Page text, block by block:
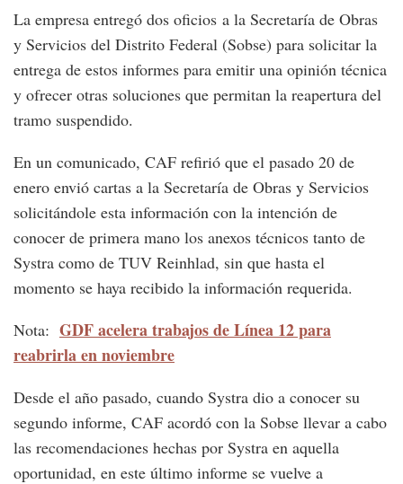
La empresa entregó dos oficios a la Secretaría de Obras
y Servicios del Distrito Federal (Sobse) para solicitar la
entrega de estos informes para emitir una opinión técnica
y ofrecer otras soluciones que permitan la reapertura del
tramo suspendido.
En un comunicado, CAF refirió que el pasado 20 de
enero envió cartas a la Secretaría de Obras y Servicios
solicitándole esta información con la intención de
conocer de primera mano los anexos técnicos tanto de
Systra como de TUV Reinhlad, sin que hasta el
momento se haya recibido la información requerida.
Nota: GDF acelera trabajos de Línea 12 para
reabrirla en noviembre
Desde el año pasado, cuando Systra dio a conocer su
segundo informe, CAF acordó con la Sobse llevar a cabo
las recomendaciones hechas por Systra en aquella
oportunidad, en este último informe se vuelve a